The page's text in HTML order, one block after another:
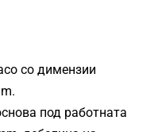
со димензии
под работната